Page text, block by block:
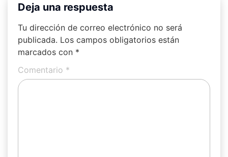
Deja una respuesta
Tu dirección de correo electrónico no será
publicada. Los campos obligatorios están
marcados con *
Comentario *